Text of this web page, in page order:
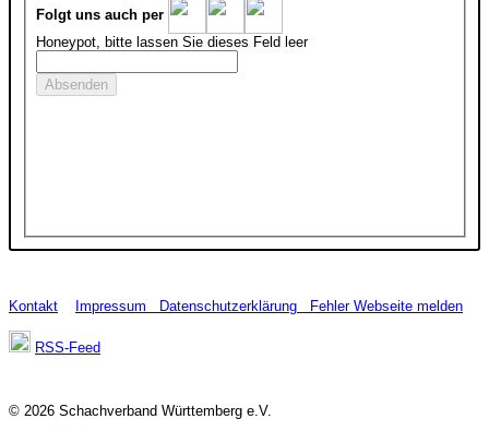
Folgt uns auch per
Honeypot, bitte lassen Sie dieses Feld leer
Kontakt Impressum Datenschutzerklärung Fehler Webseite melden
RSS-Feed
© 2026 Schachverband Württemberg e.V.